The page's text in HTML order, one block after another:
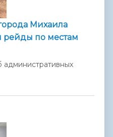
Михаила
рейды по местам
административных